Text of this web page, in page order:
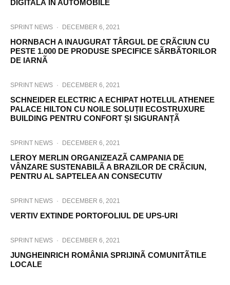
DIGITALÃ ÎN AUTOMOBILE
SPRINT NEWS · DECEMBER 6, 2021
HORNBACH A INAUGURAT TÂRGUL DE CRÃCIUN CU
PESTE 1.000 DE PRODUSE SPECIFICE SÃRBÃTORILOR
DE IARNÃ
SPRINT NEWS · DECEMBER 6, 2021
SCHNEIDER ELECTRIC A ECHIPAT HOTELUL ATHENEE
PALACE HILTON CU NOILE SOLUȚII ECOSTRUXURE
BUILDING PENTRU CONFORT ȘI SIGURANȚÃ
SPRINT NEWS · DECEMBER 6, 2021
LEROY MERLIN ORGANIZEAZÃ CAMPANIA DE
VÂNZARE SUSTENABILÃ A BRAZILOR DE CRÃCIUN,
PENTRU AL SAPTELEA AN CONSECUTIV
SPRINT NEWS · DECEMBER 6, 2021
VERTIV EXTINDE PORTOFOLIUL DE UPS-URI
SPRINT NEWS · DECEMBER 6, 2021
JUNGHEINRICH ROMÂNIA SPRIJINÃ COMUNITÃTILE
LOCALE